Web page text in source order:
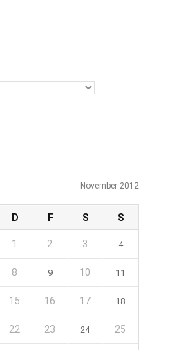
November 2012
D F S S
1 2 3 4
8 9 10 11
15 16 17 18
22 23 24 25